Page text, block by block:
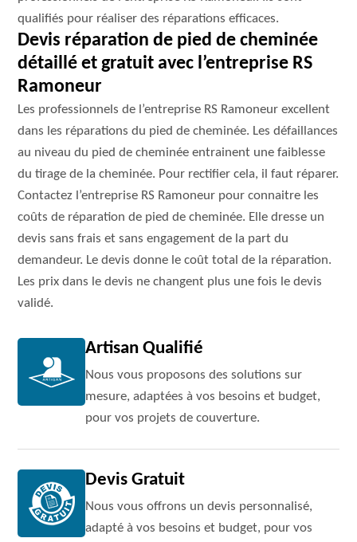
qualifiés pour réaliser des réparations efficaces.
Devis réparation de pied de cheminée
détaillé et gratuit avec l’entreprise RS
Ramoneur
Les professionnels de l’entreprise RS Ramoneur excellent
dans les réparations du pied de cheminée. Les défaillances
au niveau du pied de cheminée entrainent une faiblesse
du tirage de la cheminée. Pour rectifier cela, il faut réparer.
Contactez l’entreprise RS Ramoneur pour connaitre les
coûts de réparation de pied de cheminée. Elle dresse un
devis sans frais et sans engagement de la part du
demandeur. Le devis donne le coût total de la réparation.
Les prix dans le devis ne changent plus une fois le devis
validé.
Artisan Qualifié
Nous vous proposons des solutions sur
mesure, adaptées à vos besoins et budget,
pour vos projets de couverture.
Devis Gratuit
Nous vous offrons un devis personnalisé,
adapté à vos besoins et budget, pour vos